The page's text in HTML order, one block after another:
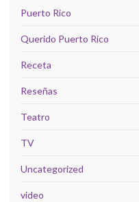
Puerto Rico
Querido Puerto Rico
Receta
Reseñas
Teatro
TV
Uncategorized
video